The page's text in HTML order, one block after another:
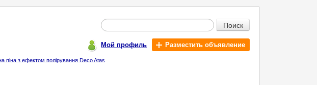
Поиск
Мой профиль Разместить объявление
піна з ефектом полірування Deco Atas